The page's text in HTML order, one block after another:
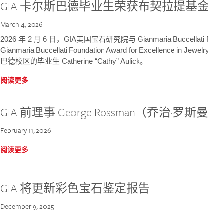
GIA 卡尔斯巴德毕业生荣获布契拉提基
March 4, 2026
2026 年 2 月 6 日，GIA美国宝石研究院与 Gianmaria
Gianmaria Buccellati Foundation Award for Excellence in
巴德校区的毕业生 Catherine “Cathy” Aulick。
阅读更多
GIA 前理事 George Rossman（乔治·罗斯
February 11, 2026
阅读更多
GIA 将更新彩色宝石鉴定报告
December 9, 2025